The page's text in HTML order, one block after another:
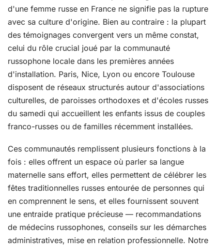
d'une femme russe en France ne signifie pas la rupture
avec sa culture d'origine. Bien au contraire : la plupart
des témoignages convergent vers un même constat,
celui du rôle crucial joué par la communauté
russophone locale dans les premières années
d'installation. Paris, Nice, Lyon ou encore Toulouse
disposent de réseaux structurés autour d'associations
culturelles, de paroisses orthodoxes et d'écoles russes
du samedi qui accueillent les enfants issus de couples
franco-russes ou de familles récemment installées.
Ces communautés remplissent plusieurs fonctions à la
fois : elles offrent un espace où parler sa langue
maternelle sans effort, elles permettent de célébrer les
fêtes traditionnelles russes entourée de personnes qui
en comprennent le sens, et elles fournissent souvent
une entraide pratique précieuse — recommandations
de médecins russophones, conseils sur les démarches
administratives, mise en relation professionnelle. Notre